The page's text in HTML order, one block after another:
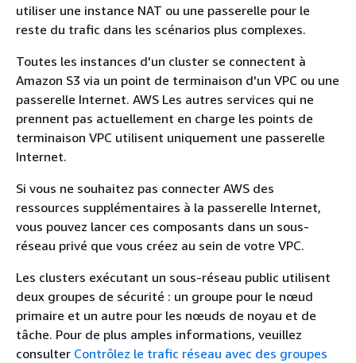
utiliser une instance NAT ou une passerelle pour le
reste du trafic dans les scénarios plus complexes.
Toutes les instances d'un cluster se connectent à
Amazon S3 via un point de terminaison d'un VPC ou une
passerelle Internet. AWS Les autres services qui ne
prennent pas actuellement en charge les points de
terminaison VPC utilisent uniquement une passerelle
Internet.
Si vous ne souhaitez pas connecter AWS des
ressources supplémentaires à la passerelle Internet,
vous pouvez lancer ces composants dans un sous-
réseau privé que vous créez au sein de votre VPC.
Les clusters exécutant un sous-réseau public utilisent
deux groupes de sécurité : un groupe pour le nœud
primaire et un autre pour les nœuds de noyau et de
tâche. Pour de plus amples informations, veuillez
consulter Contrôlez le trafic réseau avec des groupes